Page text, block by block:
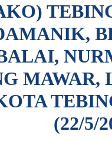
MAWAR,
(22/5/